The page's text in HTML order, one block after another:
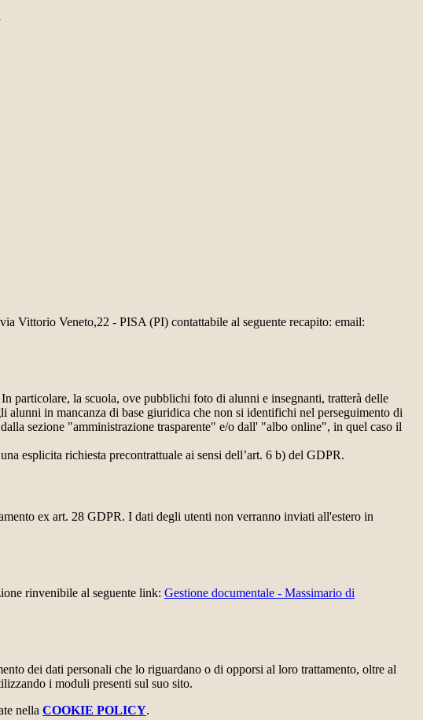
Vittorio Veneto,22 - PISA (PI) contattabile al seguente recapito: email:
particolare, la scuola, ove pubblichi foto di alunni e insegnanti, tratterà delle
in mancanza di base giuridica che non si identifichi nel perseguimento di
sezione "amministrazione trasparente" e/o dall' "albo online", in quel caso il
esplicita richiesta precontrattuale ai sensi dell’art. 6 b) del GDPR.
ex art. 28 GDPR. I dati degli utenti non verranno inviati all'estero in
rinvenibile al seguente link: Gestione documentale - Massimario di
dei dati personali che lo riguardano o di opporsi al loro trattamento, oltre al
i moduli presenti sul suo sito.
nella COOKIE POLICY.